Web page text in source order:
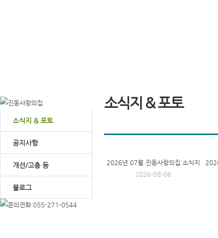
소식지 & 포토
공지사항
개선/고충 등
블로그
소식지 & 포토
2026년 07월 진동사랑의집 소식지
2026-08-06